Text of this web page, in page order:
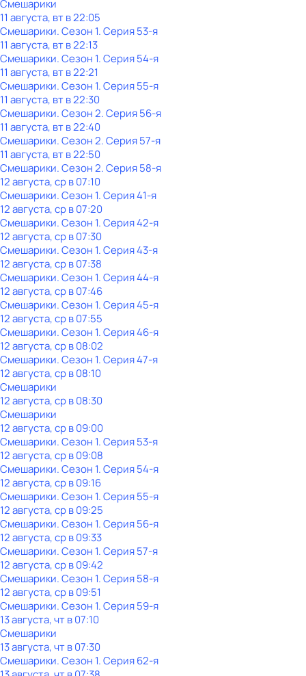
Смешарики
11 августа, вт в 22:05
Смешарики. Сезон 1. Серия 53-я
11 августа, вт в 22:13
Смешарики. Сезон 1. Серия 54-я
11 августа, вт в 22:21
Смешарики. Сезон 1. Серия 55-я
11 августа, вт в 22:30
Смешарики. Сезон 2. Серия 56-я
11 августа, вт в 22:40
Смешарики. Сезон 2. Серия 57-я
11 августа, вт в 22:50
Смешарики. Сезон 2. Серия 58-я
12 августа, ср в 07:10
Смешарики. Сезон 1. Серия 41-я
12 августа, ср в 07:20
Смешарики. Сезон 1. Серия 42-я
12 августа, ср в 07:30
Смешарики. Сезон 1. Серия 43-я
12 августа, ср в 07:38
Смешарики. Сезон 1. Серия 44-я
12 августа, ср в 07:46
Смешарики. Сезон 1. Серия 45-я
12 августа, ср в 07:55
Смешарики. Сезон 1. Серия 46-я
12 августа, ср в 08:02
Смешарики. Сезон 1. Серия 47-я
12 августа, ср в 08:10
Смешарики
12 августа, ср в 08:30
Смешарики
12 августа, ср в 09:00
Смешарики. Сезон 1. Серия 53-я
12 августа, ср в 09:08
Смешарики. Сезон 1. Серия 54-я
12 августа, ср в 09:16
Смешарики. Сезон 1. Серия 55-я
12 августа, ср в 09:25
Смешарики. Сезон 1. Серия 56-я
12 августа, ср в 09:33
Смешарики. Сезон 1. Серия 57-я
12 августа, ср в 09:42
Смешарики. Сезон 1. Серия 58-я
12 августа, ср в 09:51
Смешарики. Сезон 1. Серия 59-я
13 августа, чт в 07:10
Смешарики
13 августа, чт в 07:30
Смешарики. Сезон 1. Серия 62-я